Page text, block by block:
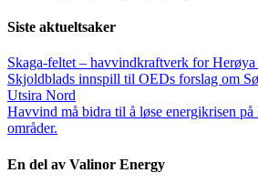
Siste aktueltsaker
Skaga-feltet – havvindkraftverk for
Skjoldblads innspill til OEDs forslag om
Utsira Nord
Havvind må bidra til å løse energikrisen
områder.
En del av Valinor Energy